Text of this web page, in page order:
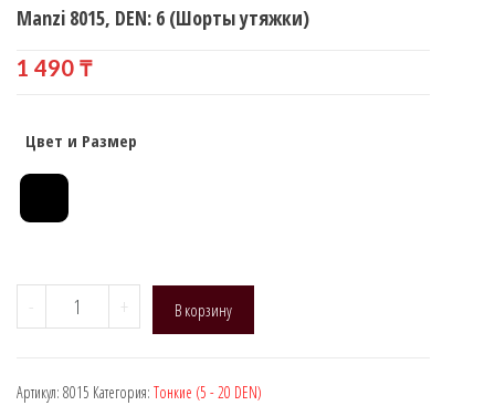
Manzi 8015, DEN: 6 (Шорты утяжки)
1 490 ₸
Цвет и Размер
-
Количество
товара
DEN:
+ В корзину
Артикул: 8015 Категория: Тонкие (5 - 20 DEN)